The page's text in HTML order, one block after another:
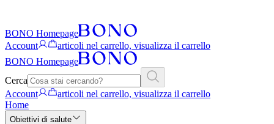
BONO Homepage
Account
articoli nel carrello, visualizza il carrello
BONO Homepage
Cerca
Account
articoli nel carrello, visualizza il carrello
Home
Obiettivi di salute